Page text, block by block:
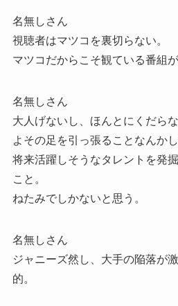
名無しさん
視聴者はマツコを裏切らない。
マツコだからこそ観ている番組
名無しさん
大人げないし、ほんとにくだらな
よその足を引っ張ることなんか
将来活躍しそうなタレントを発
こと。
ねたみでしかないと思う。
名無しさん
ジャニーズ然し、大手の陥落が
的。